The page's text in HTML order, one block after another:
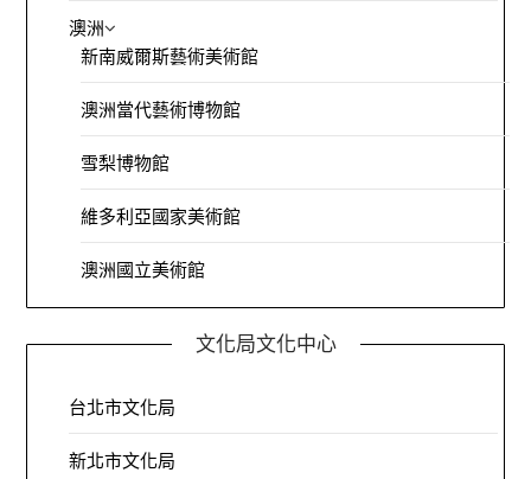
澳洲
新南威爾斯藝術美術館
澳洲當代藝術博物館
雪梨博物館
維多利亞國家美術館
澳洲國立美術館
文化局文化中心
台北市文化局
新北市文化局